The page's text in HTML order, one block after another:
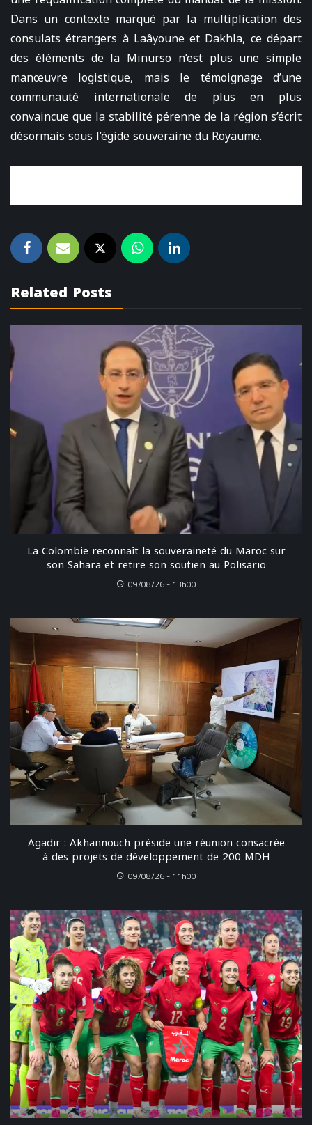
Dans un contexte marqué par la multiplication des
consulats étrangers à Laâyoune et Dakhla, ce départ
des éléments de la Minurso n’est plus une simple
manœuvre logistique, mais le témoignage d’une
communauté internationale de plus en plus
convaincue que la stabilité pérenne de la région s’écrit
désormais sous l’égide souveraine du Royaume.
Related Posts
La Colombie reconnaît la souveraineté du Maroc sur
son Sahara et retire son soutien au Polisario
09/08/26 - 13h00
Agadir : Akhannouch préside une réunion consacrée
à des projets de développement de 200 MDH
09/08/26 - 11h00